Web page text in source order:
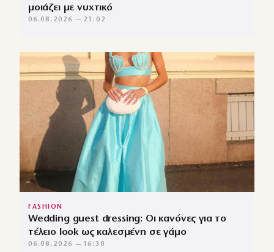
μοιάζει με νυχτικό
06.08.2026 — 21:02
FASHION
Wedding guest dressing: Οι κανόνες για το
τέλειο look ως καλεσμένη σε γάμο
06.08.2026 — 16:30